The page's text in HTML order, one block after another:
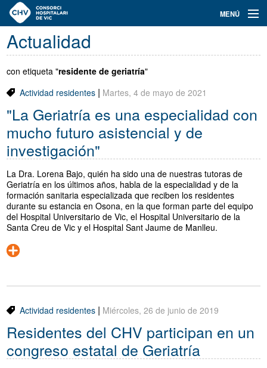
Navegación
principal
MENÚ
Actualidad
Conoce el Consorci
Especialidades
Oferta de plazas
Ser residente
Contacto
Buscador
Actualidad
con etiqueta "residente de geriatría"
Actividad residentes| Martes, 4 de mayo de 2021
"La Geriatría es una especialidad con
mucho futuro asistencial y de
investigación"
La Dra. Lorena Bajo, quién ha sido una de nuestras tutoras de
Geriatría en los últimos años, habla de la especialidad y de la
formación sanitaria especializada que reciben los residentes
durante su estancia en Osona, en la que forman parte del equipo
del Hospital Universitario de Vic, el Hospital Universitario de la
Santa Creu de Vic y el Hospital Sant Jaume de Manlleu.
Actividad residentes| Miércoles, 26 de junio de 2019
Residentes del CHV participan en un
congreso estatal de Geriatría